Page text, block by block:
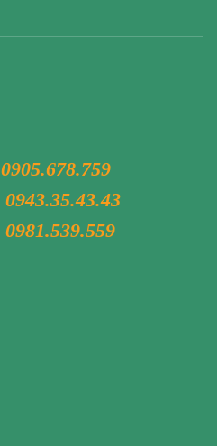
0905.678.759
0943.35.43.43
0981.539.559